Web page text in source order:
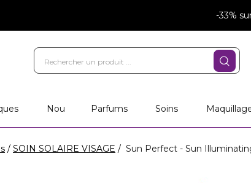
-33%
Nou Parfums Soins
SOIN SOLAIRE VISAGE Sun Perfect - Sun